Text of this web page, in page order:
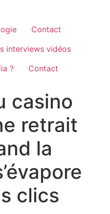
Contact
interviews vidéos
?
Contact
casino
retrait
la
clics